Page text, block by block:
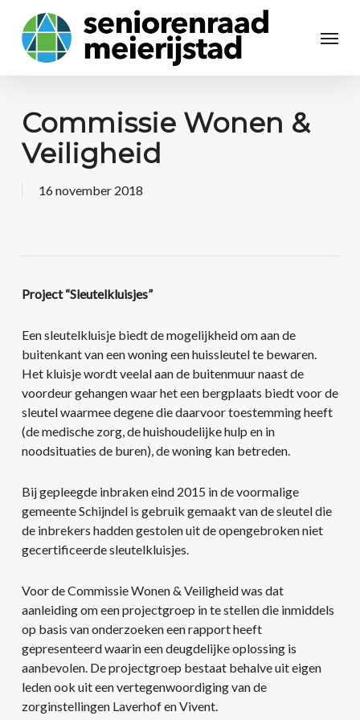
Commissie Wonen &
Veiligheid
16 november 2018
Project “Sleutelkluisjes”
Een sleutelkluisje biedt de mogelijkheid om aan de
buitenkant van een woning een huissleutel te bewaren.
Het kluisje wordt veelal aan de buitenmuur naast de
voordeur gehangen waar het een bergplaats biedt voor de
sleutel waarmee degene die daarvoor toestemming heeft
(de medische zorg, de huishoudelijke hulp en in
noodsituaties de buren), de woning kan betreden.
Bij gepleegde inbraken eind 2015 in de voormalige
gemeente Schijndel is gebruik gemaakt van de sleutel die
de inbrekers hadden gestolen uit de opengebroken niet
gecertificeerde sleutelkluisjes.
Voor de Commissie Wonen & Veiligheid was dat
aanleiding om een projectgroep in te stellen die inmiddels
op basis van onderzoeken een rapport heeft
gepresenteerd waarin een deugdelijke oplossing is
aanbevolen. De projectgroep bestaat behalve uit eigen
leden ook uit een vertegenwoordiging van de
zorginstellingen Laverhof en Vivent.